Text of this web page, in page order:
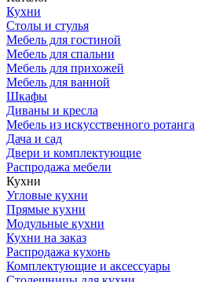
Кухни
Столы и стулья
Мебель для гостиной
Мебель для спальни
Мебель для прихожей
Мебель для ванной
Шкафы
Диваны и кресла
Мебель из искусственного ротанга
Дача и сад
Двери и комплектующие
Распродажа мебели
Кухни
Угловые кухни
Прямые кухни
Модульные кухни
Кухни на заказ
Распродажа кухонь
Комплектующие и аксессуары